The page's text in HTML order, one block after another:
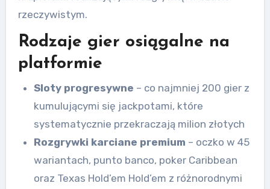
rzeczywistym.
Rodzaje gier osiągalne na
platformie
Sloty progresywne – co najmniej 200 gier z
kumulującymi się jackpotami, które
systematycznie przekraczają milion złotych
Rozgrywki karciane premium – oczko w 45
wariantach, punto banco, poker Caribbean
oraz Texas Hold’em Hold’em z różnorodnymi